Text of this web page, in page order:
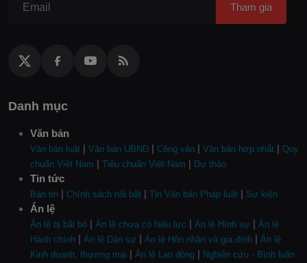
Tham gia
Danh mục
Văn bản
Văn bản luật | Văn bản UBND | Công văn | Văn bản hợp nhất | Quy
chuẩn Việt Nam | Tiêu chuẩn Việt Nam | Dự thảo
Tin tức
Bản tin | Chính sách nổi bật | Tin Văn bản Pháp luật | Sự kiện
Án lệ
Án lệ bị bãi bỏ | Án lệ chưa có hiệu lực | Án lệ Hình sự | Án lệ
Hành chính | Án lệ Dân sự | Án lệ Hôn nhân và gia đình | Án lệ
Kinh doanh, thương mại | Án lệ Lao động | Nghiên cứu - Bình luận